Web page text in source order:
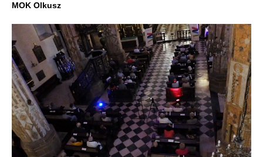
MOK Olkusz